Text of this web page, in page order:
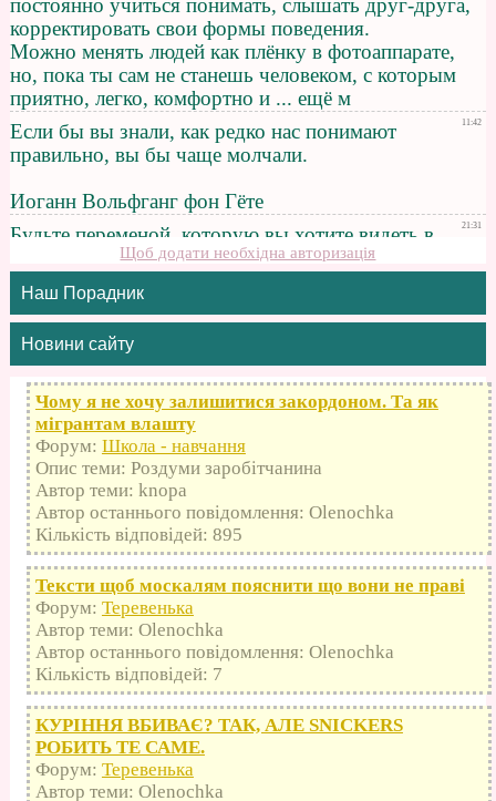
Щоб додати необхідна авторизація
Наш Порадник
Новини сайту
Чому я не хочу залишитися закордоном. Та як
мігрантам влашту
Форум: Школа - навчання
Опис теми: Роздуми заробітчанина
Автор теми: knopa
Автор останнього повідомлення: Olenochka
Кількість відповідей: 895
Тексти щоб москалям пояснити що вони не праві
Форум: Теревенька
Автор теми: Olenochka
Автор останнього повідомлення: Olenochka
Кількість відповідей: 7
КУРІННЯ ВБИВАЄ? ТАК, АЛЕ SNICKERS
РОБИТЬ ТЕ САМЕ.
Форум: Теревенька
Автор теми: Olenochka